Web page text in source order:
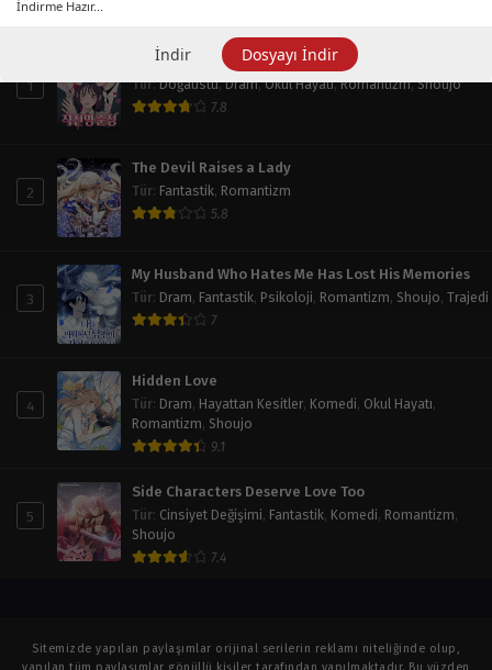
Haftalık
1
Operation: True Love
Tür:Doğaüstü,Dram,Okul Hayatı,Romantizm,Shoujo
7.8
2
The Devil Raises a Lady
Tür: Fantastik, Romantizm
5.8
3
My Husband Who Hates Me Has Lost His Memories
Tür: Dram, Fantastik, Psikoloji, Romantizm, Shoujo, Trajedi
7
4
Hidden Love
Tür: Dram, Hayattan Kesitler, Komedi, Okul Hayatı,
Romantizm, Shoujo
9.1
5
Side Characters Deserve Love Too
Tür: Cinsiyet Değişimi, Fantastik, Komedi, Romantizm,
Shoujo
7.4
Sitemizde yapılan paylaşımlar orijinal serilerin reklamı niteliğinde olup,
İndirme Hazır...
İndir Dosyayı İndir